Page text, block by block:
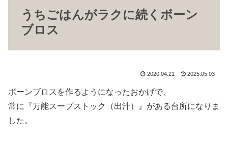
うちごはんがラクに続くボーン
ブロス
2020.04.21 2025.05.03
ボーンブロスを作るようになったおかげで、
常に『万能スープストック（出汁）』がある台所になりま
した。